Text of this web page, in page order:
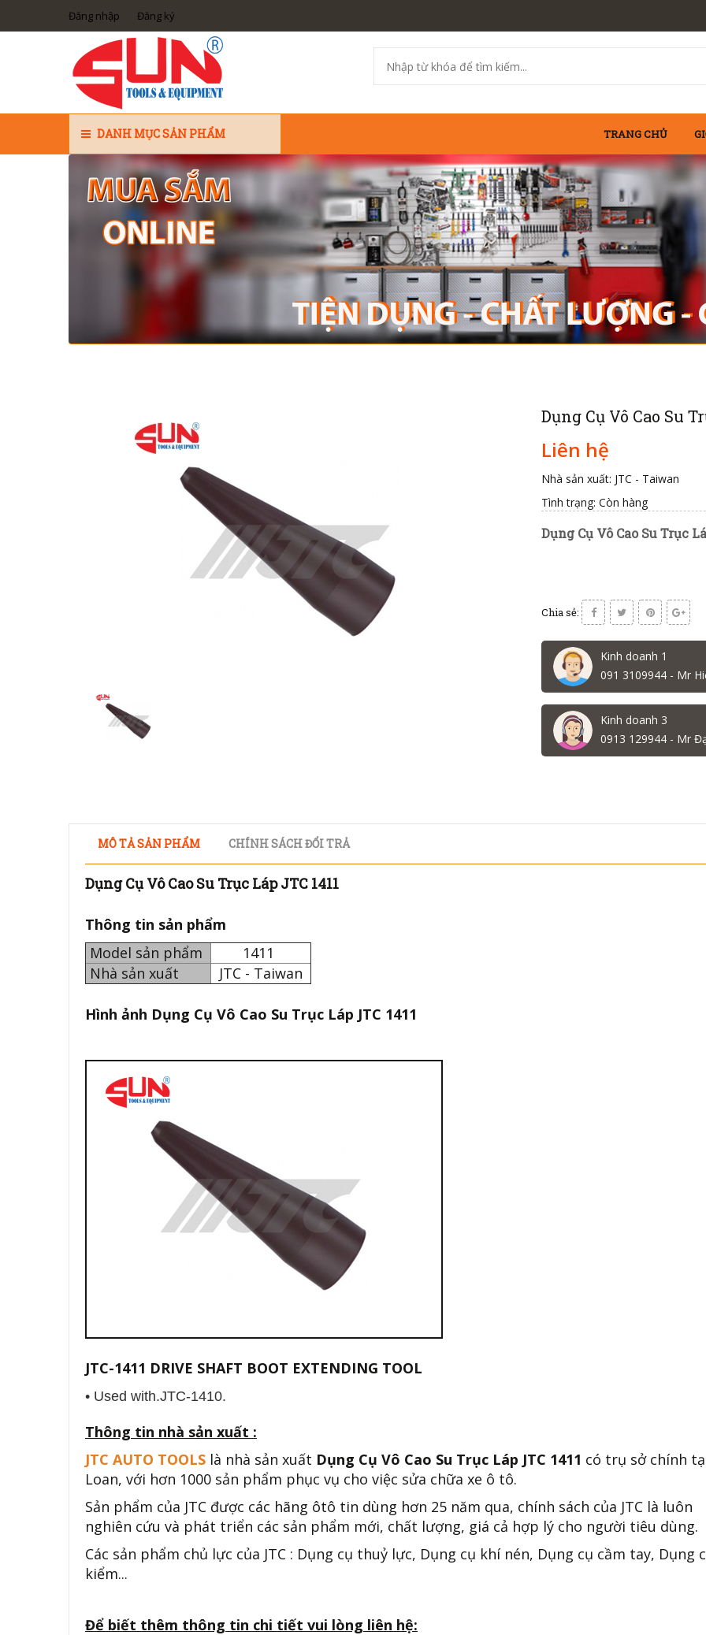
Đăng nhập Đăng ký
DANH MỤC SẢN PHẨM TRANG CHỦ
Dụng Cụ Vô Cao Su
Liên hệ
Nhà sản xuất: JTC - Taiwan
Tình trạng: Còn hàng
Dụng Cụ Vô Cao Su Trục
Chia sẻ:
Kinh doanh 1
091 3109944 - Mr
Kinh doanh 3
0913 129944 - Mr
MÔ TẢ SẢN PHẨM CHÍNH SÁCH ĐỔI TRẢ
Dụng Cụ Vô Cao Su Trục Láp JTC 1411
Thông tin sản phẩm
Model sản phẩm
1411
Nhà sản xuất
JTC - Taiwan
Hình ảnh Dụng Cụ Vô Cao Su Trục Láp JTC 1411
JTC-1411 DRIVE SHAFT BOOT EXTENDING TOOL
• Used with.JTC-1410.
Thông tin nhà sản xuất :
JTC AUTO TOOLS là nhà sản xuất Dụng Cụ Vô Cao Su Trục Láp JTC 1411 có trụ sở chính
Loan, với hơn 1000 sản phẩm phục vụ cho việc sửa chữa xe ô tô.
Sản phẩm của JTC được các hãng ôtô tin dùng hơn 25 năm qua, chính sách của JTC là luôn
nghiên cứu và phát triển các sản phẩm mới, chất lượng, giá cả hợp lý cho người tiêu dùng.
Các sản phẩm chủ lực của JTC : Dụng cụ thuỷ lực, Dụng cụ khí nén, Dụng cụ cầm tay, Dụng
kiểm...
Để biết thêm thông tin chi tiết vui lòng liên hệ: